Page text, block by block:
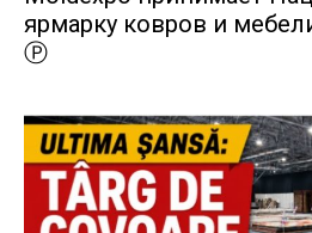
ярмарку ковров и
Ⓟ